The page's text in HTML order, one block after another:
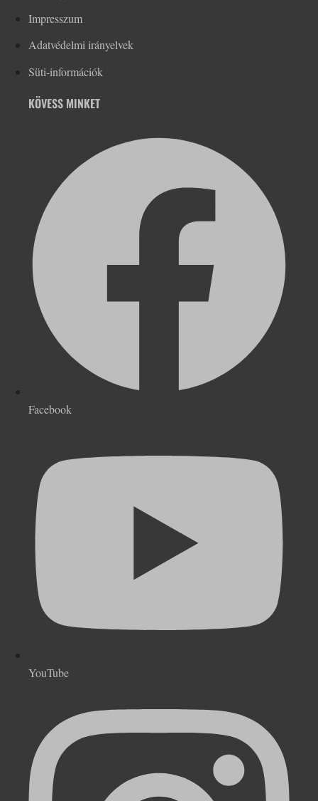
Impresszum
Adatvédelmi irányelvek
Süti-információk
KÖVESS MINKET
Facebook
YouTube